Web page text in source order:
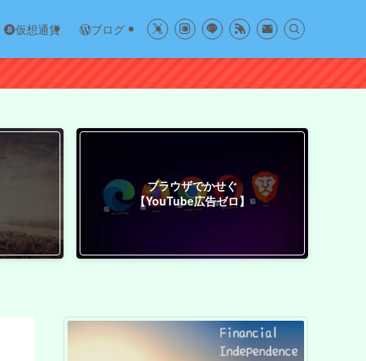
仮想通貨 ブログ
ブラウザでかせぐ
【YouTube広告ゼロ】